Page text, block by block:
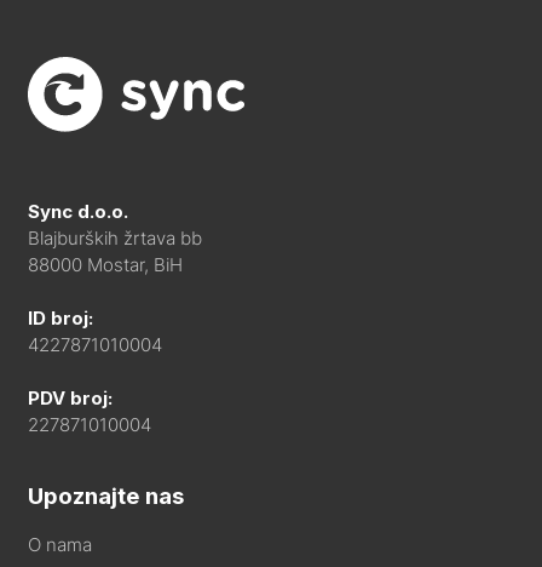
Sync d.o.o.
Blajburških žrtava bb
88000 Mostar, BiH
ID broj:
4227871010004
PDV broj:
227871010004
Upoznajte nas
O nama